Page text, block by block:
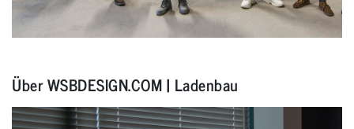
Über WSBDESIGN.COM | Ladenbau